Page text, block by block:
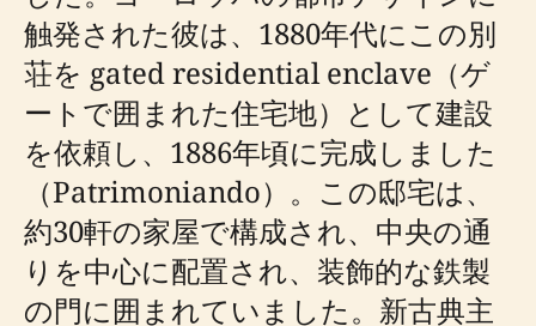
触発された彼は、1880年代にこの別
荘を gated residential enclave（ゲ
ートで囲まれた住宅地）として建設
を依頼し、1886年頃に完成しました
（Patrimoniando）。この邸宅は、
約30軒の家屋で構成され、中央の通
りを中心に配置され、装飾的な鉄製
の門に囲まれていました。新古典主